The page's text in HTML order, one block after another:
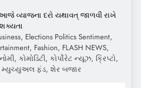
વ્યાજના દરો યથાવત્ જાળવી રાખે
Elections Politics Sentiment,
Fashion, FLASH NEWS,
કોમોડિટી, કોર્પોરેટ ન્યૂઝ, ક્રિપ્ટો,
મ્યુચ્યુઅલ ફંડ, શેર બજાર